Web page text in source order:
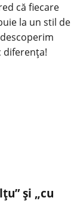
că fiecare
la un stil de
diferența!
și „cu